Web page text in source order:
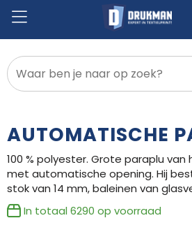
Badtextiel en Douche
Broeken en Rokken
Caps, Hoeden en Mutsen
AUTOMATISCHE
100 % polyester. Grote paraplu
met automatische opening. Hij
stok van 14 mm, baleinen van
In totaal 6290 op voorraad